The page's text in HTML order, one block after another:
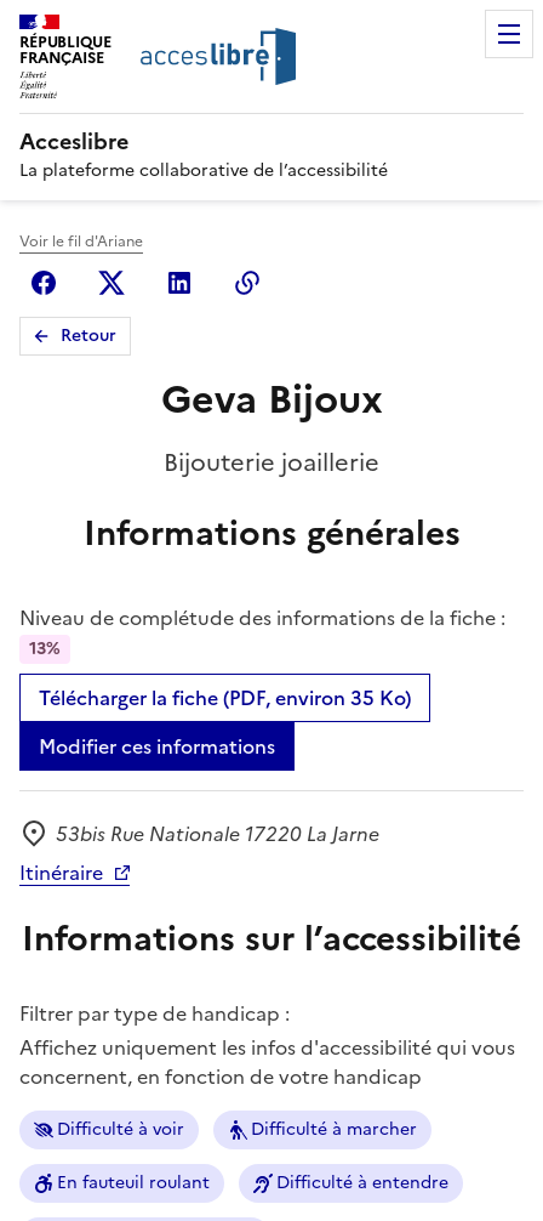
RÉPUBLIQUE
FRANÇAISE
Acceslibre
La plateforme collaborative de l’accessibilité
Voir le fil d'Ariane
FacebookX (anciennement Twitter)
Linkedin
Retour
Geva Bijoux
Bijouterie joaillerie
Informations générales
Niveau de complétude des informations de la fiche :
13%
Télécharger la fiche (PDF, environ 35 Ko)
Modifier ces informations
Adresse
53bis Rue Nationale 17220 La Jarne
Itinéraire
Informations sur l’accessibilité
Filtrer par type de handicap :
Affichez uniquement les infos d'accessibilité qui vous
concernent, en fonction de votre handicap
Difficulté à voir Difficulté à marcher
En fauteuil roulant Difficulté à entendre